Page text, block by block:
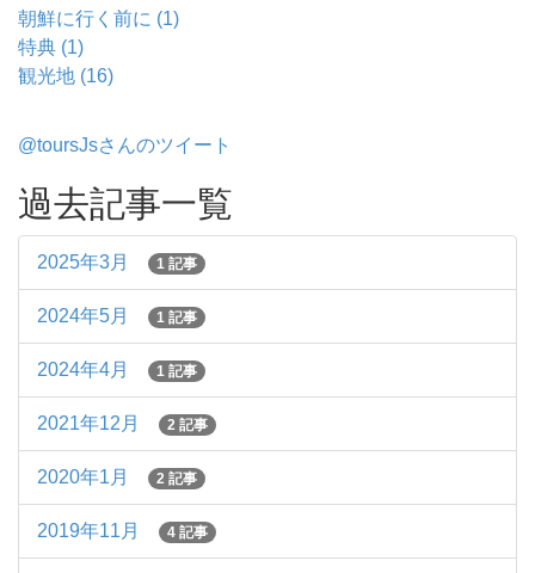
朝鮮に行く前に (1)
特典 (1)
観光地 (16)
@toursJsさんのツイート
過去記事一覧
2025年3月 1 記事
2024年5月 1 記事
2024年4月 1 記事
2021年12月 2 記事
2020年1月 2 記事
2019年11月 4 記事